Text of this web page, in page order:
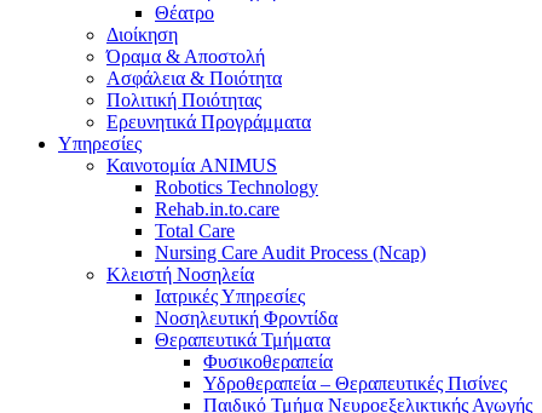
Θέατρο
Διοίκηση
Όραμα & Αποστολή
Ασφάλεια & Ποιότητα
Πολιτική Ποιότητας
Ερευνητικά Προγράμματα
Υπηρεσίες
Καινοτομία ANIMUS
Robotics Technology
Rehab.in.to.care
Total Care
Nursing Care Audit Process (Ncap)
Κλειστή Νοσηλεία
Ιατρικές Υπηρεσίες
Νοσηλευτική Φροντίδα
Θεραπευτικά Τμήματα
Φυσικοθεραπεία
Υδροθεραπεία – Θεραπευτικές Πισίνες
Παιδικό Τμήμα Νευροεξελικτικής Αγωγής